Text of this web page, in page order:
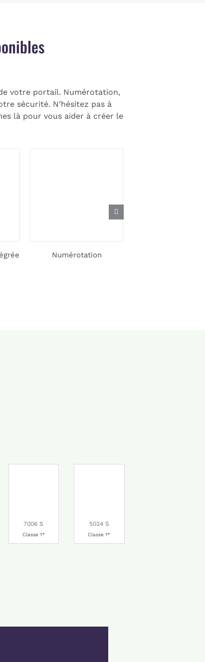
votre portail. Numérotation,
sécurité. N’hésitez pas à
là pour vous aider à créer le
Numérotation
7006 S
Classe 1*
5024 S
Classe 1*